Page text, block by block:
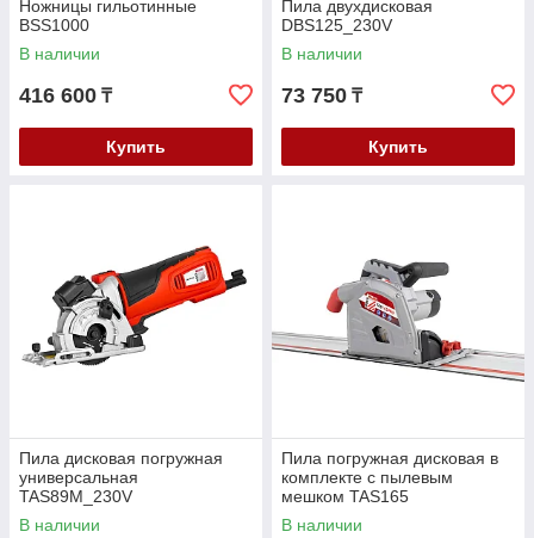
Ножницы гильотинные
BSS1000
В наличии
416 600 ₸
Купить
Пила двухдисковая
DBS125_230V
В наличии
73 750 ₸
Купить
Пила дисковая погружная
универсальная
TAS89M_230V
В наличии
Пила погружная дисковая в
комплекте с пылевым
мешком TAS165
В наличии